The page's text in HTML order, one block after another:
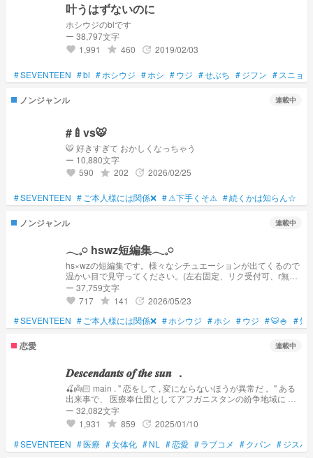
叶うはずないのに
ホシウジのblです
ー 38,797文字
favorite 1,991 grade 460 update 2019/02/03
#SEVENTEEN #bl #ホシウジ #ホシ #ウジ #せぶち #ジフン # スニョン
ノンジャンル 連載中
#🍼vs🐯
🐯 好きすぎて おかしくなっちゃう
ー 10,880文字
favorite 590 grade 202 update 2026/02/25
#SEVENTEEN # ご本人様には関係❌ #⚠下手くそ⚠ #続くかは知らん☆
ノンジャンル 連載中
𓂃𓈒𓏸 hswz短編集𓂃𓈒𓏸
hs×wzの短編集です。様々なシチュエーションが出てくるので
温かい目で見守ってください。(左右固定、リク受付可、r無し)
※本内容はご本人様とは無関係です。他のSNSへの拡散、無断
転載厳禁です※
ー 37,759文字
favorite 717 grade 141 update 2026/05/23
#SEVENTEEN # ご本人様には関係❌ #ホシウジ #ホシ #ウジ #🐯🍚 #短
恋愛 連載中
𝑫𝒆𝒔𝒄𝒆𝒏𝒅𝒂𝒏𝒕𝒔 𝒐𝒇 𝒕𝒉𝒆 𝒔𝒖𝒏 ．
🍒👼🏻 main . " 恋をして , 変にならないほうが異常だ 。" ある
出来事で、 医療奉仕団としてアフガニスタンの紛争地域に 派
遣されたジョンハン。 ジョンハンたちを空港に迎えに来た 中
隊長の大尉に ⋯ 女体化注意 🚨 👼🏻 🍚 🐸 🚺 🦊 🍊 🍒 🐰
🐱 🐶 🚹 🐯 🦖 🇺🇸 🐴 🍒 🐱 🐯 韓国軍 👮⛑
🇺🇸 🍚 🦊 👼🏻 🐰 🦖 🐴 医療奉仕チーム 🏥💉 🐸 🐶
🍊 参考 ━━ 「 太陽の末裔 」
ー 32,082文字
favorite 1,931 grade 859 update 2025/01/10
#SEVENTEEN #医療 #女体化 #NL #恋愛 #ラブコメ #クパン #ジスハ